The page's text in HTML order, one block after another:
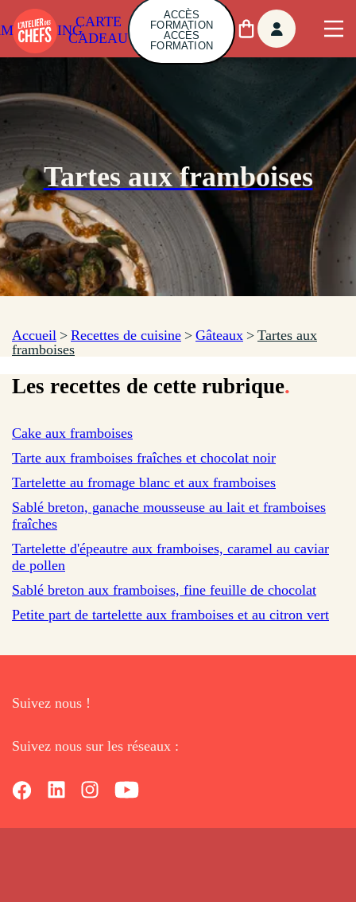
CARTE
CADEAU
ACCÈS
FORMATION
ACCÈS
FORMATION
Tartes aux framboises
Accueil > Recettes de cuisine > Gâteaux > Tartes aux
framboises
Les recettes de cette rubrique.
Cake aux framboises
sur 479 avis
Tarte aux framboises fraîches et chocolat noir
sur 49 avis
Tartelette au fromage blanc et aux framboises
Sablé breton, ganache mousseuse au lait et framboises
fraîches
Tartelette d'épeautre aux framboises, caramel au caviar
de pollen
Sablé breton aux framboises, fine feuille de chocolat
Petite part de tartelette aux framboises et au citron vert
Suivez nous !
Suivez nous sur les réseaux :